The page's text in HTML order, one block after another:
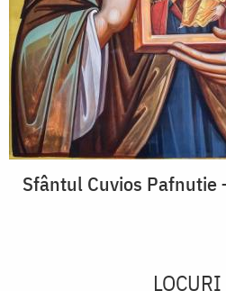
Sfântul Cuvios Pafnutie